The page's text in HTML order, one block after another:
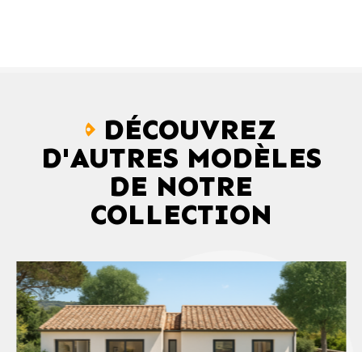
DÉCOUVREZ
D'AUTRES MODÈLES
DE NOTRE
COLLECTION